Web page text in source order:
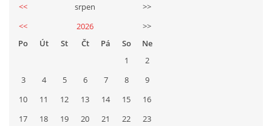
<< srpen
>>
<<
2026
>>
Po
Út St Čt Pá So
Ne
1
2
3
4 5 6 7 8
9
10
11 12 13 14 15
16
17
18 19 20 21 22 23